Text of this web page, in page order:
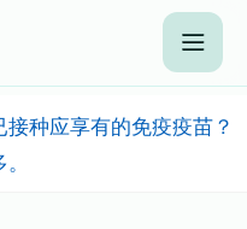
种应享有的免疫疫苗？